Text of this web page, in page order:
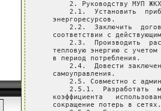
2. Руководству МУП
2.1.  Установить
   энергоресурсов.
2.2.  Заключить
соответствии с
2.3.  Производить
тепловую энергию с
   в период потребления.
2.4.  Довести
   самоуправления.
2.5. Совместно с
2.5.1.  Разработать
коэффициента
   сокращение потерь в сетях.